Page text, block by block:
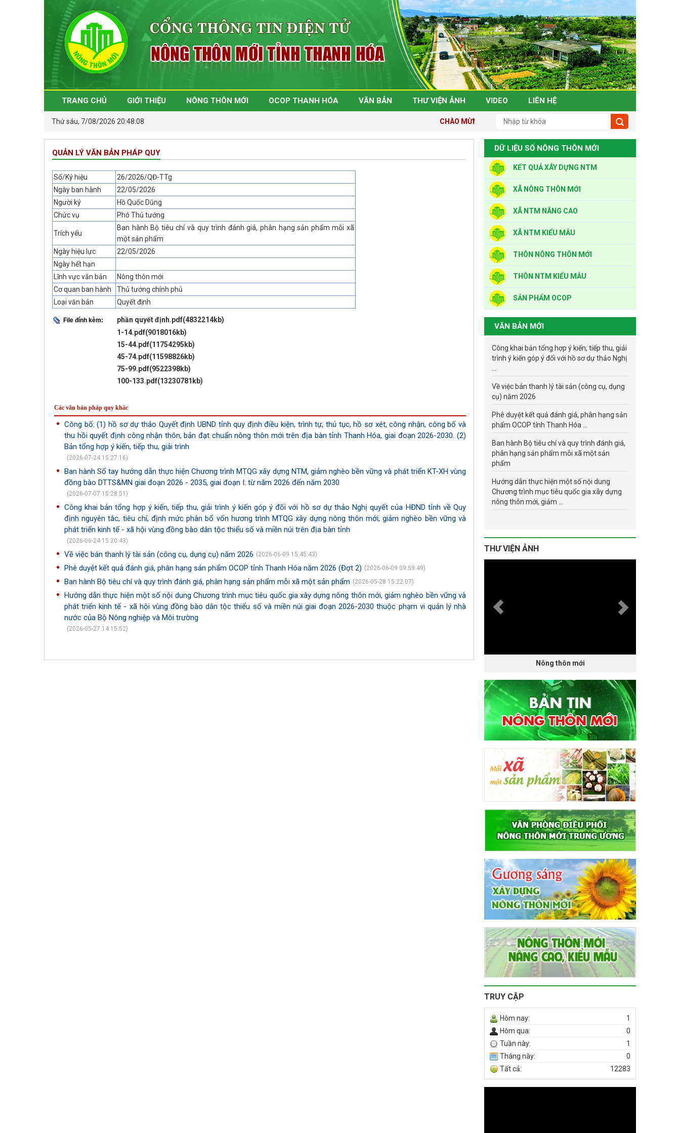
TRANG CHỦ GIỚI THIỆU NÔNG THÔN MỚI OCOP THANH HÓA VĂN BẢN THƯ VIỆN ẢNH VIDEO LIÊN HỆ
Thứ sáu, 7/08/2026 20:48:08 CHÀO MỪNG ĐẾN VỚI TRANG THÔNG TIN NÔNG THÔN MỚI TỈNH THANH
QUẢN LÝ VĂN BẢN PHÁP QUY
Số/Ký hiệu
26/2026/QĐ-TTg
Ngày ban hành
22/05/2026
Người ký
Hồ Quốc Dũng
Chức vụ
Phó Thủ tướng
Trích yếu
Ban hành Bộ tiêu chí và quy trình đánh giá, phân hạng sản phẩm mỗi xã
một sản phẩm
Ngày hiệu lực
22/05/2026
Ngày hết hạn
Lĩnh vực văn bản
Nông thôn mới
Cơ quan ban hành
Thủ tướng chính phủ
Loại văn bản
Quyết định
File đính kèm:
phần quyết định.pdf(4832214kb)
1-14.pdf(9018016kb)
15-44.pdf(11754295kb)
45-74.pdf(11598826kb)
75-99.pdf(9522398kb)
100-133.pdf(13230781kb)
Các văn bản pháp quy khác
Công bố: (1) hồ sơ dự thảo Quyết định UBND tỉnh quy định điều kiện, trình tự, thủ tục, hồ sơ xét, công nhận, công bố và
thu hồi quyết định công nhận thôn, bản đạt chuẩn nông thôn mới trên địa bàn tỉnh Thanh Hóa, giai đoạn 2026-2030. (2)
Bản tổng hợp ý kiến, tiếp thu, giải trình
(2026-07-24 15:27:16)
Ban hành Sổ tay hướng dẫn thực hiện Chương trình MTQG xây dựng NTM, giảm nghèo bền vững và phát triển KT-XH vùng
đồng bào DTTS&MN giai đoạn 2026 - 2035, giai đoạn I: từ năm 2026 đến năm 2030
(2026-07-07 15:28:51)
Công khai bản tổng hợp ý kiến, tiếp thu, giải trình ý kiến góp ý đối với hồ sơ dự thảo Nghị quyết của HĐND tỉnh về Quy
định nguyên tắc, tiêu chí, định mức phân bổ vốn hương trình MTQG xây dựng nông thôn mới, giảm nghèo bền vững và
phát triển kinh tế - xã hội vùng đồng bào dân tộc thiểu số và miền núi trên địa bàn tỉnh
(2026-06-24 15:20:43)
Về việc bán thanh lý tài sản (công cụ, dụng cụ) năm 2026 (2026-06-09 15:45:43)
Phê duyệt kết quả đánh giá, phân hạng sản phẩm OCOP tỉnh Thanh Hóa năm 2026 (Đợt 2) (2026-06-09 09:59:49)
Ban hành Bộ tiêu chí và quy trình đánh giá, phân hạng sản phẩm mỗi xã một sản phẩm (2026-05-28 15:22:07)
Hướng dẫn thực hiện một số nội dung Chương trình mục tiêu quốc gia xây dựng nông thôn mới, giảm nghèo bền vững và
phát triển kinh tế - xã hội vùng đồng bào dân tộc thiểu số và miền núi giai đoạn 2026-2030 thuộc phạm vi quản lý nhà
nước của Bộ Nông nghiệp và Môi trường
(2026-05-27 14:15:52)
DỮ LIỆU SỐ NÔNG THÔN MỚI
KẾT QUẢ XÂY DỰNG NTM
XÃ NÔNG THÔN MỚI
XÃ NTM NÂNG CAO
XÃ NTM KIỂU MẪU
THÔN NÔNG THÔN MỚI
THÔN NTM KIỂU MẪU
SẢN PHẨM OCOP
VĂN BẢN MỚI
Công khai bản tổng hợp ý kiến, tiếp thu, giải
trình ý kiến góp ý đối với hồ sơ dự thảo Nghị
Về việc bán thanh lý tài sản (công cụ, dụng
cụ) năm 2026
Phê duyệt kết quả đánh giá, phân hạng sản
phẩm OCOP tỉnh Thanh Hóa ...
Ban hành Bộ tiêu chí và quy trình đánh giá,
phân hạng sản phẩm mỗi xã một sản
phẩm
Hướng dẫn thực hiện một số nội dung
Chương trình mục tiêu quốc gia xây dựng
nông thôn mới, giảm ...
THƯ VIỆN ẢNH
Nông thôn mới
TRUY CẬP
Hôm nay:
1
Hôm qua:
0
Tuần này:
1
Tháng này:
0
Tất cả:
12283